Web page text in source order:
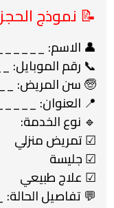
📝 نموذج
👤 الاسم:
📞 رقم
🧓 سن المريض:
📍 العنوان:
🔹 نوع الخدمة:
☑ تمريض منزلي
☑ جليسة
☑ علاج طبيعي
💬 تفاصيل